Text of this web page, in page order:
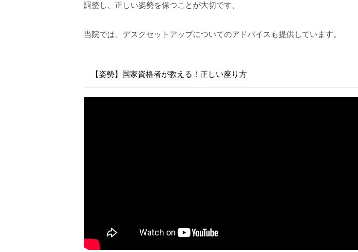
調整し、正しい姿勢を保つことが大切です。
当院では、デスクセットアップについてのアドバイスも提供しています。
【姿勢】国家資格者が教える！正しい座り方